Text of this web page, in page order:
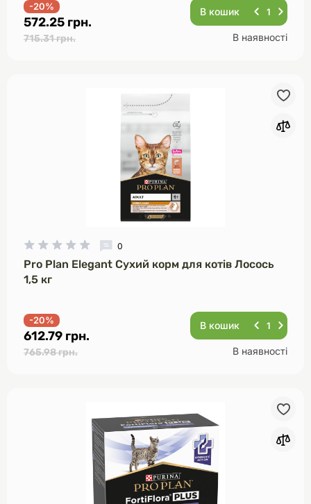
-20%
572.25 грн.
715.31 грн.
В кошик
В наявності
0
Pro Plan Elegant Сухий корм для котів Лосось
1,5 кг
-20%
612.79 грн.
765.98 грн.
В кошик
В наявності